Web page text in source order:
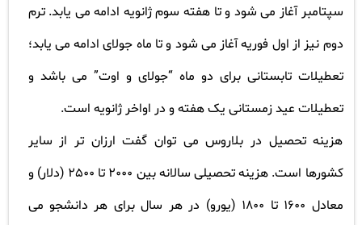
سپتامبر آغاز می شود و تا هفته سوم ژانویه ادامه می یابد. ترم
دوم نیز از اول فوریه آغاز می شود و تا ماه جولای ادامه می یابد؛
تعطیلات تابستانی برای دو ماه “جولای و اوت” می باشد و
تعطیلات عید زمستانی یک هفته و در اواخر ژانویه است.
هزینه تحصیل در بلاروس می توان گفت ارزان تر از سایر
کشورها است. هزینه تحصیلی سالانه بین 2000 تا 2500 (دلار) و
معادل 1600 تا 1800 (یورو) در هر سال برای هر دانشجو می